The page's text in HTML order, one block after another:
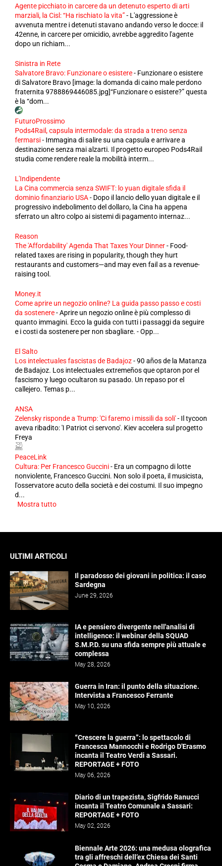
Agente picchiato in carcere da un detenuto esperto di arti
marziali, la Cisl: “Ha rischiato la vita”- L'aggressione è
avvenuta mentre i detenuti stavano andando verso le docce: il
42enne, in carcere per omicidio, avrebbe aggredito l'agente
dopo un richiam...
Sinistra in Rete
Salvatore Bravo: Funzionare o esistere- Funzionare o esistere
di Salvatore Bravo [image: la domanda di caino male perdono
fraternita 9788869446085.jpg]“Funzionare o esistere?” questa
è la “dom...
FuturoProssimo
Pods4Rail, capsula intermodale: da strada a treno senza
fermarsi- Immagina di salire su una capsula e arrivare a
destinazione senza mai alzarti. Il progetto europeo Pods4Rail
studia come rendere reale la mobilità interm...
L'Indipendente
La Cina commercia senza SWIFT: lo yuan digitale sfida il
dominio finanziario USA- Dopo il lancio dello yuan digitale e il
progressivo indebolimento del dollaro, la Cina ha appena
sferrato un altro colpo ai sistemi di pagamento internaz...
Reason
The 'Affordability' Agenda That Taxes Your Dinner- Food-
related taxes are rising in popularity, though they hurt
restaurants and customers—and may even fail as a revenue-
raising tool.
Money.it
Come aprire un negozio online? La guida passo passo e costi
da sostenere-Aprire un negozio online è più complesso di
quanto immagini. Ecco la guida con tutti i passaggi da seguire
e i costi da sostenere per non sbagliare. - Opp...
El Salto
Los intelectuales fascistas de Badajoz-90 años de la Matanza
de Badajoz. Los intelectuales extremeños que optaron por el
fascismo y luego ocultaron su pasado. Un repaso por el
callejero. Temas p...
ANSA
Zelensky risponde a Trump: 'Ci faremo i missili da soli'- Il tycoon
aveva ribadito: 'I Patriot ci servono'. Kiev accelera sul progetto
Freya
PeaceLink
Cultura: Per Francesco Guccini- Era un compagno di lotte
nonviolente, Francesco Guccini. Non solo il poeta, il musicista,
l'osservatore acuto della società e dei costumi. Il suo impegno
d...
Mostra tutto
ULTIMI ARTICOLI
Il paradosso dei giovani in politica: il caso
Sardegna
June 29, 2026
IA e pensiero divergente nell'analisi di
intelligence: il webinar della SQUAD
S.M.P.D. su una sfida sempre più attuale e
complessa
May 28, 2026
Guerra in Iran: il punto della situazione.
Intervista a Francesco Ferrante
May 10, 2026
“Crescere la guerra”: lo spettacolo di
Francesca Mannocchi e Rodrigo D'Erasmo
incanta il Teatro Verdi a Sassari.
REPORTAGE + FOTO
May 06, 2026
Diario di un trapezista, Sigfrido Ranucci
incanta il Teatro Comunale a Sassari:
REPORTAGE + FOTO
May 02, 2026
Biennale Arte 2026: una medusa olografica
tra gli affreschi dell’ex Chiesa dei Santi